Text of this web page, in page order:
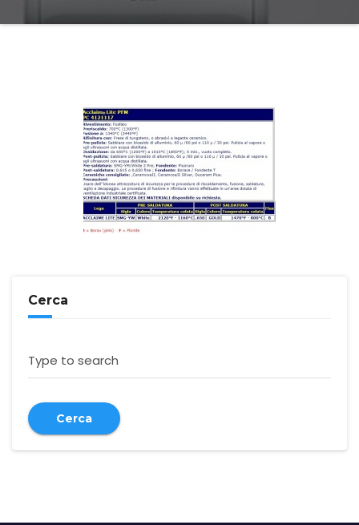
Cerca
Type to search
Cerca